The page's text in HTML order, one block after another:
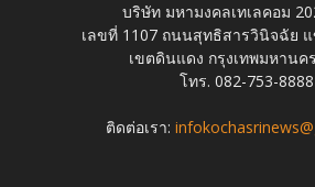
บริษัท มหามงคลเทเลคอม
เลขที่ 1107 ถนนสุทธิสารวินิจฉัย
เขตดินแดง กรุงเทพมหานค
โทร. 082-753-8888
ติดต่อเรา: